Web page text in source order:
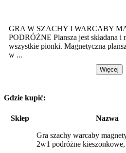
GRA W SZACHY I WARCABY
PODRÓŻNE Plansza jest składana i
wszystkie pionki. Magnetyczna
w ...
Więcej
Gdzie kupić:
Sklep Nazwa
Gra szachy warcaby
2w1 podróżne